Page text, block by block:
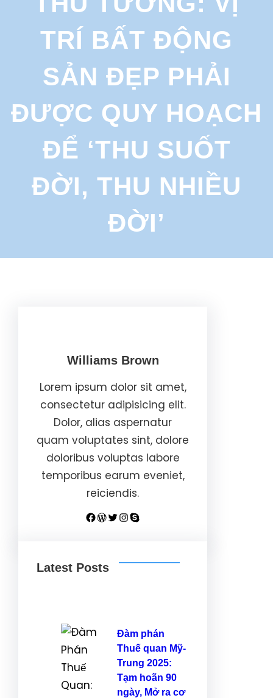
TRÍ BẤT ĐỘNG
SẢN ĐẸP PHẢI
ĐƯỢC QUY HOẠCH
ĐỂ ‘THU SUỐT
ĐỜI, THU NHIỀU
ĐỜI’
Williams Brown
Lorem ipsum dolor sit amet,
consectetur adipisicing elit.
Dolor, alias aspernatur
quam voluptates sint, dolore
doloribus voluptas labore
temporibus earum eveniet,
reiciendis.
Facebook WordPress Twitter InstagramSkype
Latest Posts
Đàm phán
Thuế quan Mỹ-
Trung 2025:
Tạm hoãn 90
ngày, Mở ra cơ